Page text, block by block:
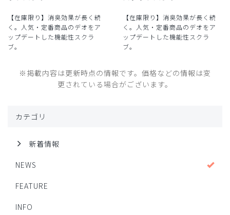
【在庫限り】消臭効果が長く続
く。人気・定番商品のデオをア
ップデートした機能性スクラ
ブ。
【在庫限り】消臭効果が長く続
く。人気・定番商品のデオをア
ップデートした機能性スクラ
ブ。
※掲載内容は更新時点の情報です。価格などの情報は変
更されている場合がございます。
カテゴリ
新着情報
NEWS
FEATURE
INFO